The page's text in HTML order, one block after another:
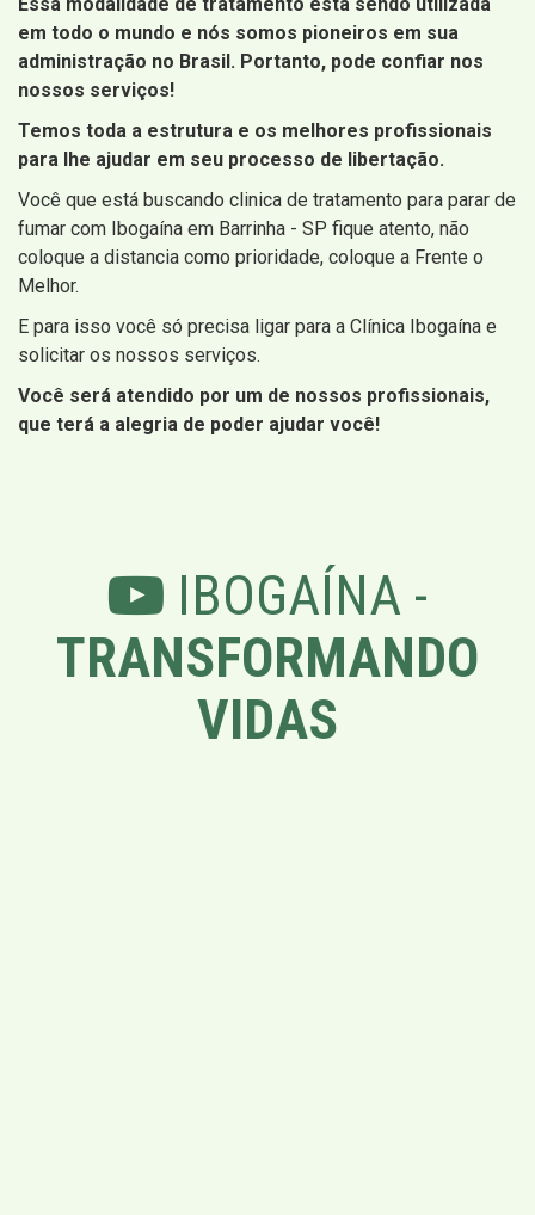
Essa modalidade de tratamento está sendo utilizada
em todo o mundo e nós somos pioneiros em sua
administração no Brasil. Portanto, pode confiar nos
nossos serviços!
Temos toda a estrutura e os melhores profissionais
para lhe ajudar em seu processo de libertação.
Você que está buscando clinica de tratamento para parar de
fumar com Ibogaína em Barrinha - SP fique atento, não
coloque a distancia como prioridade, coloque a Frente o
Melhor.
E para isso você só precisa ligar para a Clínica Ibogaína e
solicitar os nossos serviços.
Você será atendido por um de nossos profissionais,
que terá a alegria de poder ajudar você!
IBOGAÍNA -
TRANSFORMANDO
VIDAS